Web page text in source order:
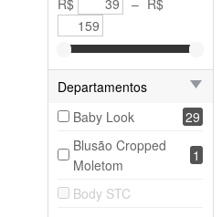
R$
– R$
Departamentos
Baby Look
29
Blusão Cropped
Moletom
1
Body STC